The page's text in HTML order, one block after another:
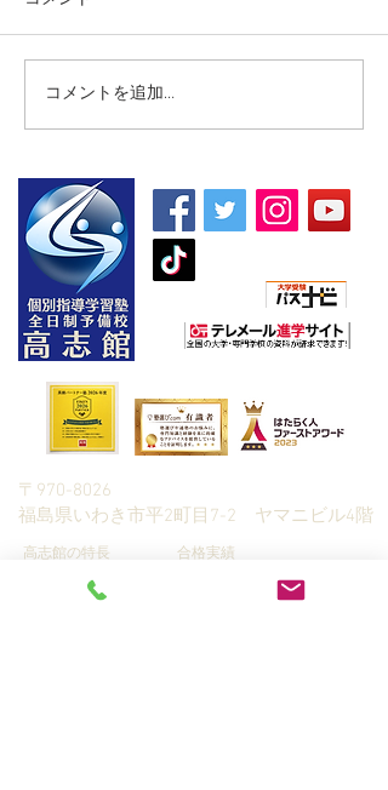
【高校生・高卒浪人生向
け夏期講習】
コメントを追加…
〒970-8026
​福島県いわき市平2町目7-2 ヤマニビル4階
高志館の特長
高校生・高専生指
合格実績